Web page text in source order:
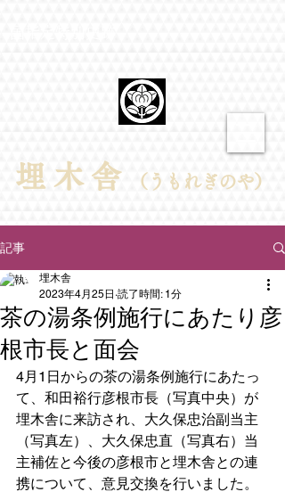
埋​木舎 （うもれぎのや）
記事
茶の湯条例施行にあたり彦
根市長と面会
埋木舎
2023年4月25日 読了時間: 1分
4月1日からの茶の湯条例施行にあたっ
て、和田裕行彦根市長（写真中央）が
埋木舎に来訪され、大久保忠治副当主
（写真左）、大久保忠直（写真右）当
主補佐と今後の彦根市と埋木舎との連
携について、意見交換を行いました。